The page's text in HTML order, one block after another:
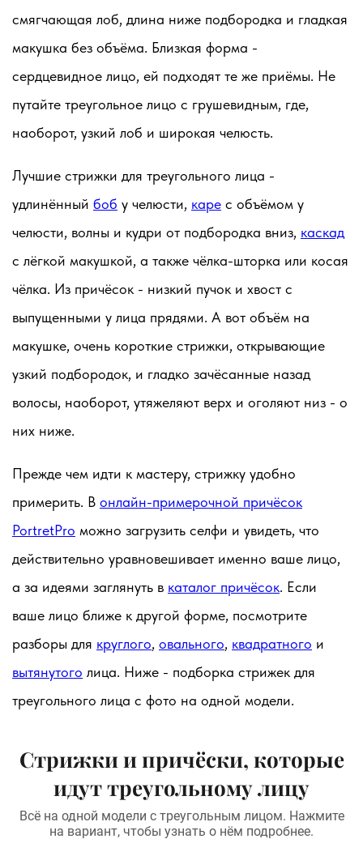
смягчающая лоб, длина ниже подбородка и гладкая
макушка без объёма. Близкая форма -
сердцевидное лицо, ей подходят те же приёмы. Не
путайте треугольное лицо с грушевидным, где,
наоборот, узкий лоб и широкая челюсть.
Лучшие стрижки для треугольного лица -
удлинённый боб у челюсти, каре с объёмом у
челюсти, волны и кудри от подбородка вниз, каскад
с лёгкой макушкой, а также чёлка-шторка или косая
чёлка. Из причёсок - низкий пучок и хвост с
выпущенными у лица прядями. А вот объём на
макушке, очень короткие стрижки, открывающие
узкий подбородок, и гладко зачёсанные назад
волосы, наоборот, утяжеляют верх и оголяют низ - о
них ниже.
Прежде чем идти к мастеру, стрижку удобно
примерить. В онлайн-примерочной причёсок
PortretPro можно загрузить селфи и увидеть, что
действительно уравновешивает именно ваше лицо,
а за идеями заглянуть в каталог причёсок. Если
ваше лицо ближе к другой форме, посмотрите
разборы для круглого, овального, квадратного и
вытянутого лица. Ниже - подборка стрижек для
треугольного лица с фото на одной модели.
Стрижки и причёски, которые
идут треугольному лицу
Всё на одной модели с треугольным лицом. Нажмите
на вариант, чтобы узнать о нём подробнее.